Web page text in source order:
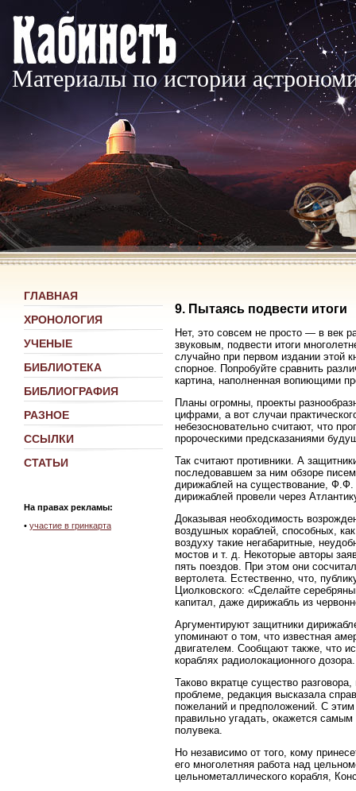
Материалы по истории
ГЛАВНАЯ
ХРОНОЛОГИЯ
УЧЕНЫЕ
БИБЛИОТЕКА
БИБЛИОГРАФИЯ
РАЗНОЕ
ССЫЛКИ
СТАТЬИ
На правах рекламы:
• участие в гринкарта
9. Пытаясь подвести итоги
Нет, это совсем не просто — в век
звуковым, подвести итоги
случайно при первом издании этой
спорное. Попробуйте сравнить
картина, наполненная вопиющими
Планы огромны, проекты
цифрами, а вот случаи
небезосновательно считают, что
пророческими предсказаниями
Так считают противники. А
последовавшем за ним обзоре
дирижаблей на существование, Ф.Ф.
дирижаблей провели через
Доказывая необходимость
воздушных кораблей, способных,
воздуху такие негабаритные,
мостов и т. д. Некоторые авторы
пять поездов. При этом они
вертолета. Естественно, что,
Циолковского: «Сделайте
капитал, даже дирижабль из
Аргументируют защитники
упоминают о том, что известная
двигателем. Сообщают также, что
кораблях радиолокационного дозора.
Таково вкратце существо
проблеме, редакция высказала
пожеланий и предположений. С этим
правильно угадать, окажется
полувека.
Но независимо от того, кому
его многолетняя работа над
цельнометаллического корабля,